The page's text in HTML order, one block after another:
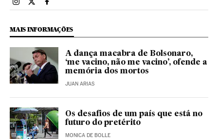
Brasil El País Brasil en Instagram
Brasil El País Brasil en Twitter
Brasil El País Brasil en Facebook
MAIS INFORMAÇÕES
A dança macabra de Bolsonaro,
‘me vacino, não me vacino’, ofende a
memória dos mortos
JUAN ARIAS
Os desafios de um país que está no
futuro do pretérito
MONICA DE BOLLE